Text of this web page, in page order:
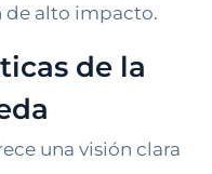
de alto impacto.
de la
una visión clara